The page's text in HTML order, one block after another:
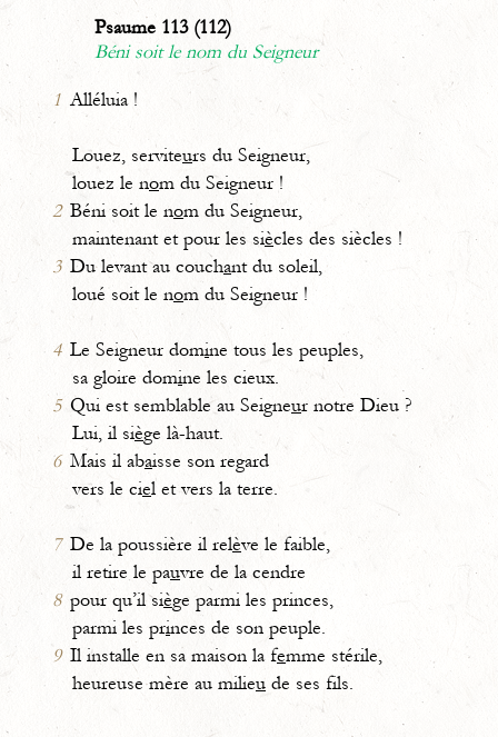
Psaume 113 (112)
Béni soit le nom du Seigneur
1 Alléluia !
Louez, serviteurs du Seigneur,
louez le nom du Seigneur !
2 Béni soit le nom du Seigneur,
maintenant et pour les siècles des siècles !
3 Du levant au couchant du soleil,
loué soit le nom du Seigneur !
4 Le Seigneur domine tous les peuples,
sa gloire domine les cieux.
5 Qui est semblable au Seigneur notre Dieu ?
Lui, il siège là-haut.
6 Mais il abaisse son regard
vers le ciel et vers la terre.
7 De la poussière il relève le faible,
il retire le pauvre de la cendre
8 pour qu’il siège parmi les princes,
parmi les princes de son peuple.
9 Il installe en sa maison la femme stérile,
heureuse mère au milieu de ses fils.